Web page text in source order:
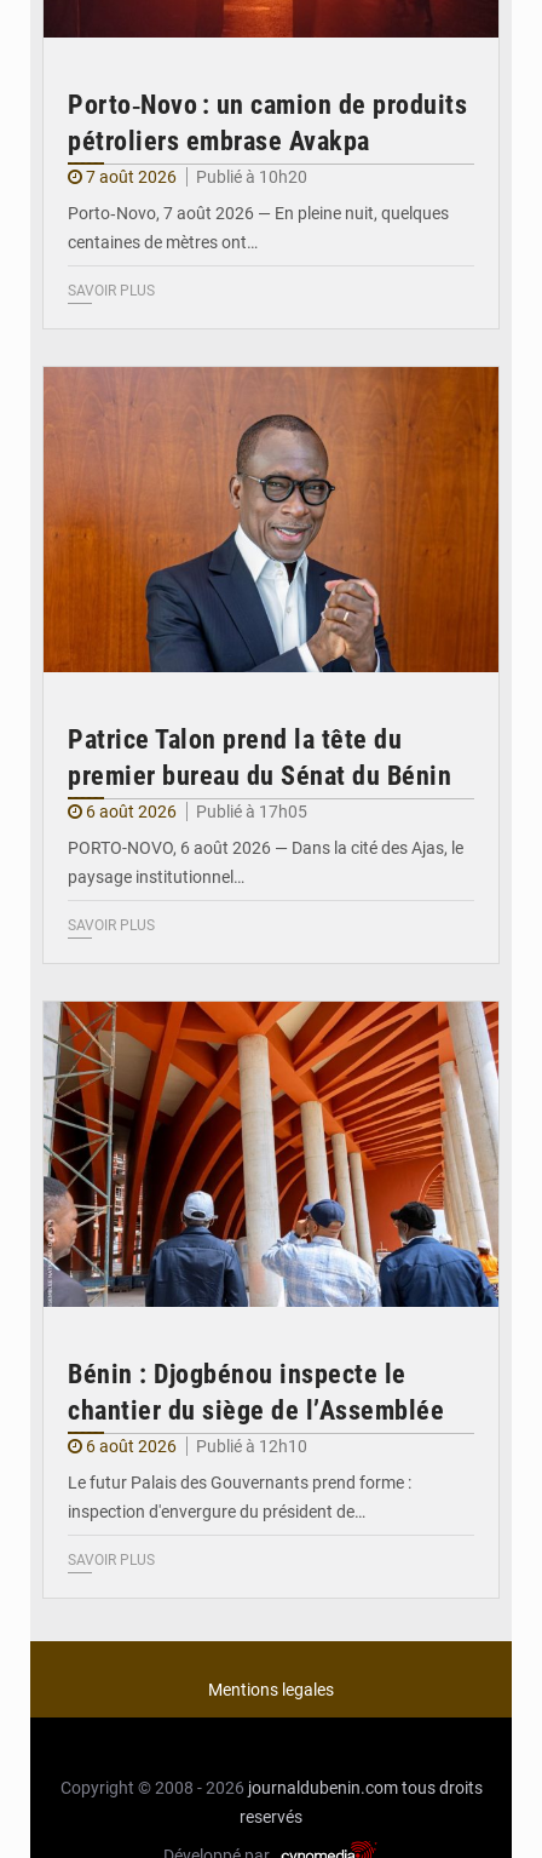
Porto‑Novo : un camion de produits
pétroliers embrase Avakpa
7 août 2026
Publié à 10h20
Porto‑Novo, 7 août 2026 — En pleine nuit, quelques
centaines de mètres ont…
SAVOIR PLUS
Patrice Talon prend la tête du
premier bureau du Sénat du Bénin
6 août 2026
Publié à 17h05
PORTO-NOVO, 6 août 2026 — Dans la cité des Ajas, le
paysage institutionnel…
SAVOIR PLUS
Bénin : Djogbénou inspecte le
chantier du siège de l’Assemblée
6 août 2026
Publié à 12h10
Le futur Palais des Gouvernants prend forme :
inspection d'envergure du président de…
SAVOIR PLUS
Mentions legales
Copyright © 2008 - 2026 journaldubenin.com tous droits
reservés